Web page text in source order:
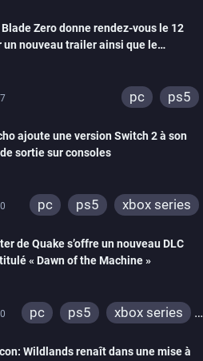
Zero donne rendez-vous le 12
un nouveau trailer ainsi que le
pc ps5
ajoute une version Switch 2 à son
sortie sur consoles
pc ps5 xbox series
de Quake s’offre un nouveau DLC
« Dawn of the Machine »
pc ps5
xbox series
xbox one
nintendo 64
Wildlands renaît dans une mise à